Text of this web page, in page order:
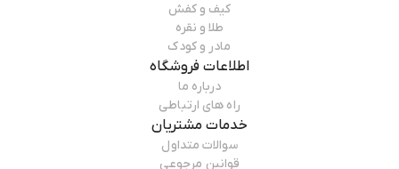
کیف و کفش
طلا و نقره
مادر و کودک
اطلاعات فروشگاه
درباره ما
راه های ارتباطی
خدمات مشتریان
سوالات متداول
قوانین مرجوعی